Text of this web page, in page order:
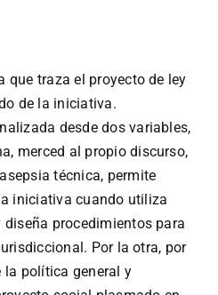
que traza el proyecto de ley
de la iniciativa.
desde dos variables,
merced al propio discurso,
técnica, permite
iniciativa cuando utiliza
procedimientos para
Por la otra, por
la política general y